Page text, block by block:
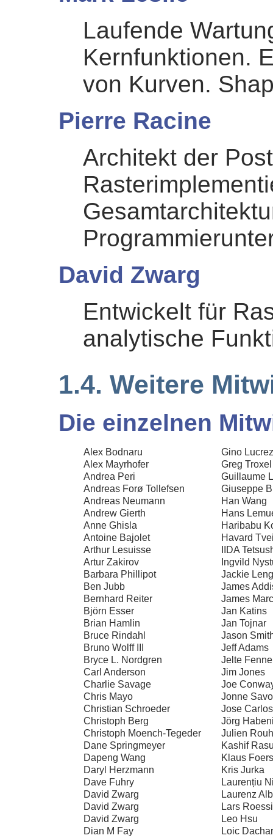
Laufende
Kernfunktionen.
von Kurven.
Pierre Racine
Architekt der
David Zwarg
Entwickelt für
analytische
1.4. Weitere
Die einzelnen
Alex Bodnaru
Gino
Alex Mayrhofer
Greg Troxel
Andrea Peri
Guillaume
Andreas Forø Tollefsen
Giuseppe
Andreas Neumann
Han Wang
Andrew Gierth
Hans
Anne Ghisla
Haribabu
Antoine Bajolet
Havard
Arthur Lesuisse
IIDA
Artur Zakirov
Ingvild
Barbara Phillipot
Jackie Leng
Ben Jubb
James
Bernhard Reiter
James
Björn Esser
Jan Katins
Brian Hamlin
Jan Tojnar
Bruce Rindahl
Jason
Bruno Wolff III
Jeff Adams
Bryce L. Nordgren
Jelte
Carl Anderson
Jim Jones
Charlie Savage
Joe
Chris Mayo
Jonne
Christian Schroeder
Jose
Christoph Berg
Jörg
Christoph Moench-Tegeder
Julien
Dane Springmeyer
Kashif
Dapeng Wang
Klaus
Daryl Herzmann
Kris Jurka
Dave Fuhry
Laurențiu
David Zwarg
Laurenz
David Zwarg
Lars
David Zwarg
Leo Hsu
Dian M Fay
Loic